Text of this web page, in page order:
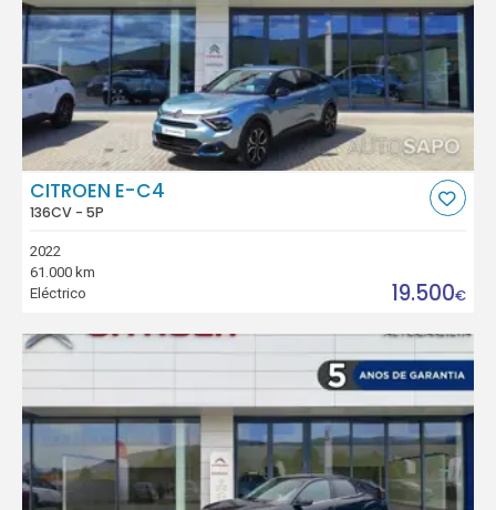
CITROEN E-C4
136CV - 5P
2022
61.000 km
Eléctrico
19.500€